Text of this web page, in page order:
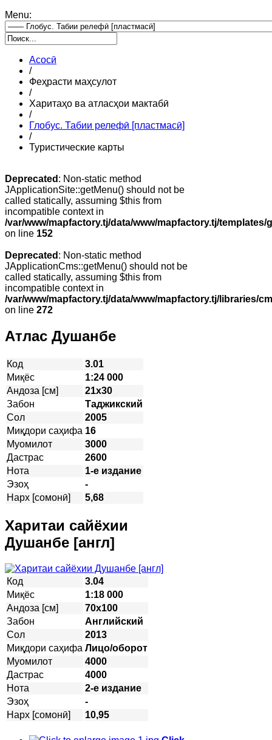
Menu:
Асосӣ
/
Феҳрасти маҳсулот
/
Харитаҳо ва атласҳои мактабӣ
/
Глобус. Табии релефӣ [пластмасӣ]
/
Туристические карты
Deprecated : Non-static method
JApplicationSite::getMenu() should not be
called statically, assuming $this from
incompatible context in
/var/www/mapfactory.tj/data/www/mapfactory.tj/
on line 152
Deprecated : Non-static method
JApplicationCms::getMenu() should not be
called statically, assuming $this from
incompatible context in
/var/www/mapfactory.tj/data/www/mapfactory.tj/libraries/
on line 272
Атлас Душанбе
Код
3.01
Миқёс
1:24 000
Андоза [см]
21х30
Забон
Таджикский
Сол
2005
Миқдори саҳифа 16
Муомилот
3000
Дастрас
2600
Нота
1-е издание
Эзоҳ
-
Нарх [сомонӣ]
5,68
Харитаи сайёхии
Душанбе [англ]
Код
3.04
Миқёс
1:18 000
Андоза [см]
70х100
Забон
Английский
Сол
2013
Миқдори саҳифа Лицо/оборот
Муомилот
4000
Дастрас
4000
Нота
2-е издание
Эзоҳ
-
Нарх [сомонӣ]
10,95